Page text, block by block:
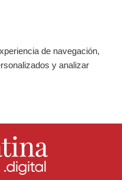
de navegación,
y analizar